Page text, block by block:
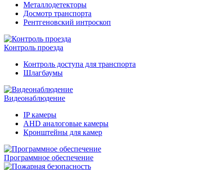
Металлодетекторы
Досмотр транспорта
Рентгеновский интроскоп
Контроль проезда
Контроль доступа для транспорта
Шлагбаумы
Видеонаблюдение
IP камеры
AHD аналоговые камеры
Кронштейны для камер
Программное обеспечение